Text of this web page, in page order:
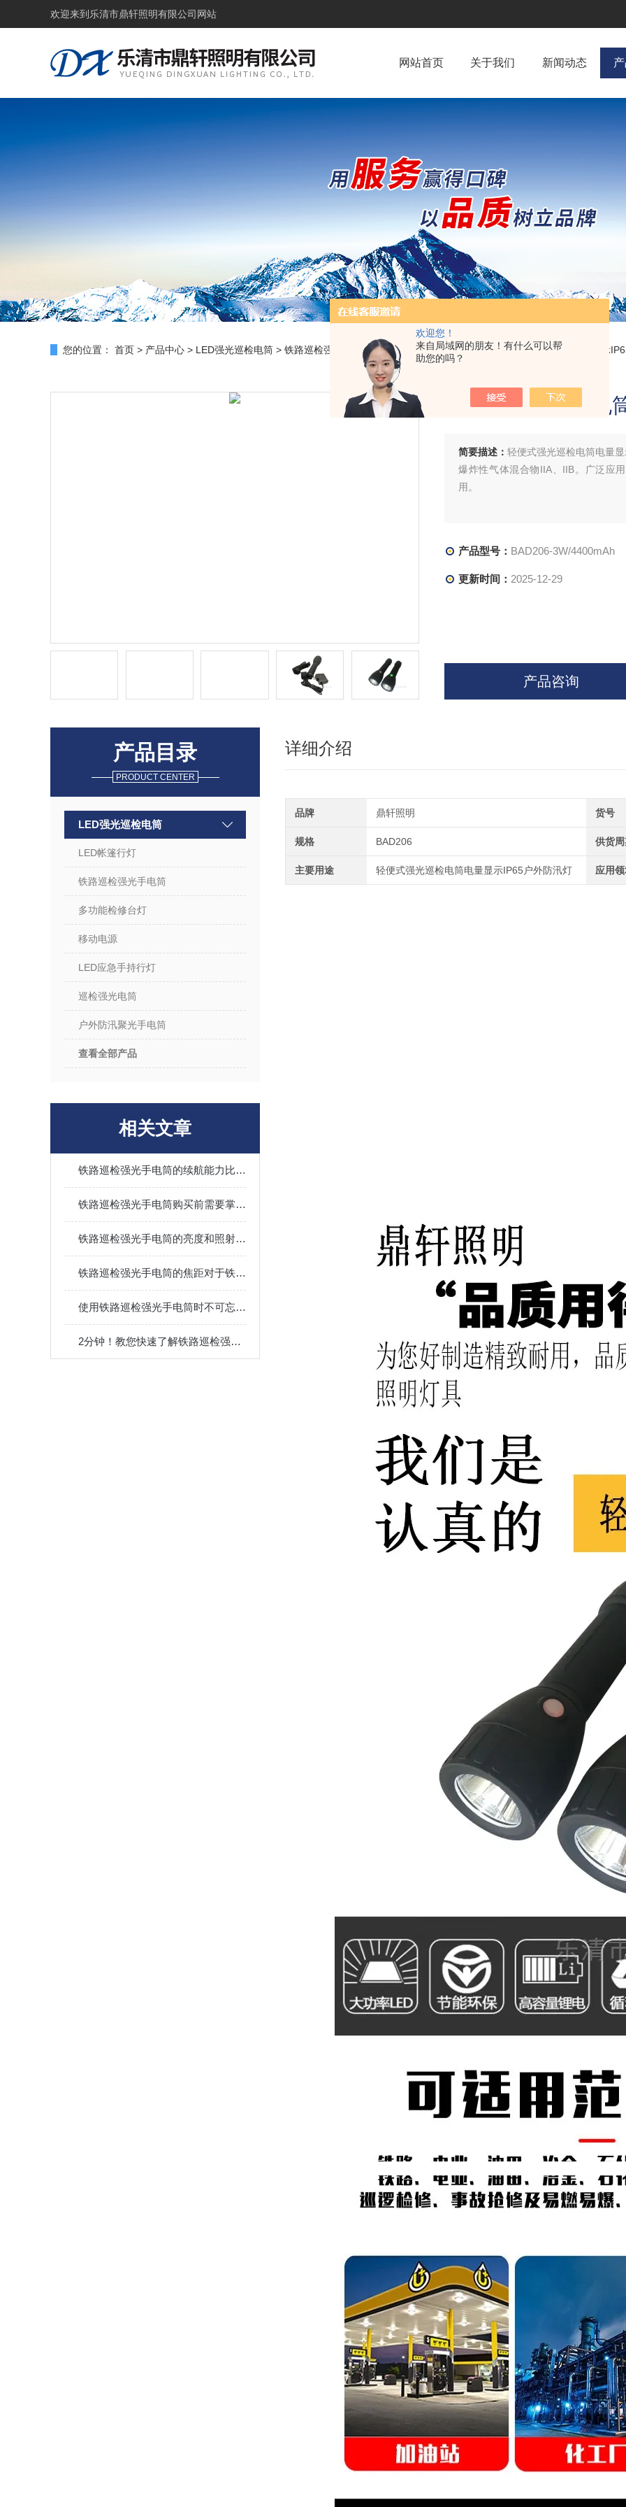
欢迎您！
来自局域网的朋友！有什么可以帮
助您的吗？
欢迎来到 乐清市鼎轩照明有限公司网站
网站首页 关于我们 新闻动态
您的位置： 首页 > 产品中心 > LED强光巡检电筒 > 铁路巡检强光手电筒> BAD206-3W/4400mAh轻便式强光巡检电筒电量显示
轻便式强光巡检
简要描述： 轻便式强光巡检电筒电量
爆炸性气体混合物IIA、IIB。广泛应
用。
产品型号： BAD206-3W/4400mAh
更新时间： 2025-12-29
产品咨询
产品目录
PRODUCT CENTER
LED强光巡检电筒
LED帐篷行灯
铁路巡检强光手电筒
多功能检修台灯
移动电源
LED应急手持行灯
巡检强光电筒
户外防汛聚光手电筒
查看全部产品
相关文章
铁路巡检强光手电筒的续航能力比拼：如何满足长时间夜间作业需求？
铁路巡检强光手电筒购买前需要掌握哪些技巧？
铁路巡检强光手电筒的亮度和照射距离对于铁路巡检有什么影响？
铁路巡检强光手电筒的焦距对于铁路巡检的可见范围有何影响？
使用铁路巡检强光手电筒时不可忘记这些要点！
2分钟！教您快速了解铁路巡检强光手电筒
详细介绍
品牌 鼎轩照明 货号
规格 BAD206 供货
主要用途 轻便式强光巡检电筒电量显示IP65户外防汛灯 应用